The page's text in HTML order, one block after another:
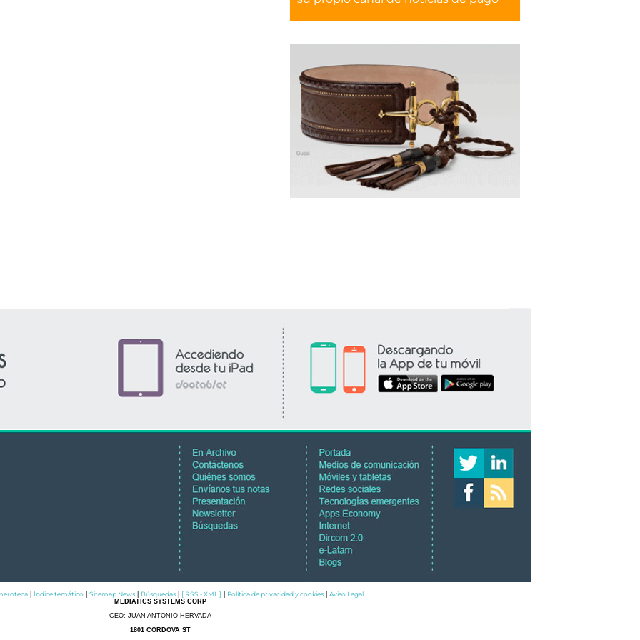
Índice temático Sitemap News Búsquedas [ RSS - XML ] Política de privacidad y cookies Aviso Legal
MEDIATICS SYSTEMS CORP
CEO: JUAN ANTONIO HERVADA
1801 CORDOVA ST